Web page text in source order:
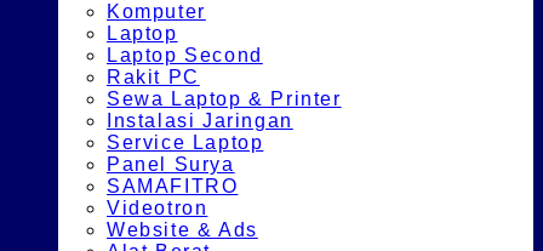
Komputer
Laptop
Laptop Second
Rakit PC
Sewa Laptop & Printer
Instalasi Jaringan
Service Laptop
Panel Surya
SAMAFITRO
Videotron
Website & Ads